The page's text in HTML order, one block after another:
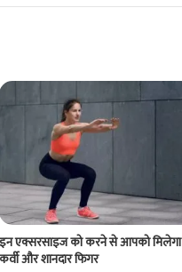
इन एक्सरसाइज को करने से आपको मिलेगा
कर्वी और शानदार फिगर